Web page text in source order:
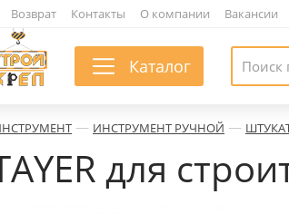
Возврат Контакты О компании Вакансии
Каталог
— ИНСТРУМЕНТ РУЧНОЙ —
для